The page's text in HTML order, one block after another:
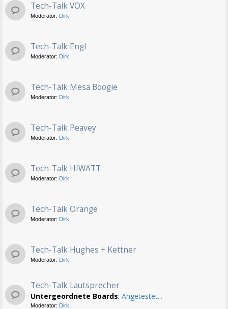
Tech-Talk VOX
Moderator: Dirk
Tech-Talk Engl
Moderator: Dirk
Tech-Talk Mesa Boogie
Moderator: Dirk
Tech-Talk Peavey
Moderator: Dirk
Tech-Talk HIWATT
Moderator: Dirk
Tech-Talk Orange
Moderator: Dirk
Tech-Talk Hughes + Kettner
Moderator: Dirk
Tech-Talk Lautsprecher
Untergeordnete Boards: Angetestet...
Moderator: Dirk